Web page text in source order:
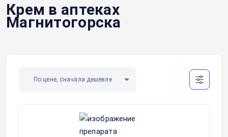
Крем в аптеках
Магнитогорска
По цене, сначала дешевле